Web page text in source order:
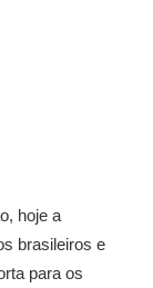
hoje a
brasileiros e
para os